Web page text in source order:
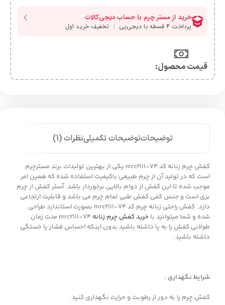
قیمت محصول:​
توضیحاتتوضیحات تکمیلینظرات (1)
کفش چرم زنانه کد mrc2111-74 یکی از بهترین تولیدات برند مسترچرم
است که در تولید آن از چرم طبیعی باکیفیت استفاده شده که همین امر
موجب شده تا این کفش از دوام بالایی برخوردار باشد. آستر کفش از چرم
بزی است و جنس کفی کفش طبی تمام چرم می باشد و قابلیت ارتجاعی
دارد. کفش راحتی زنانه چرم کد mrc2111-74 بصورت استاندارد طراحی
شده و شما میتوانید با خرید کفش چرم زنانه
mrc2111-74 مدت زمان
طولانی کفش را به پا داشته باشید بدون اینکه احساس فشار یا خستگی
داشته باشید.
شرایط نگهداری :
کفش چرم را به دور از رطوبت و حرارت نگهداری کنید.